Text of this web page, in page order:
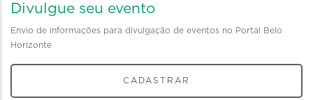
Divulgue seu evento
Envio de informações para divulgação de eventos no Portal Belo
Horizonte
CADASTRAR